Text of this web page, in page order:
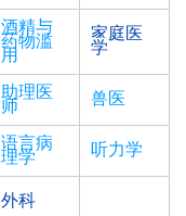
酒精与
药物滥
用
家庭医
学
助理医
师 兽医
语言病
理学 听力学
外科